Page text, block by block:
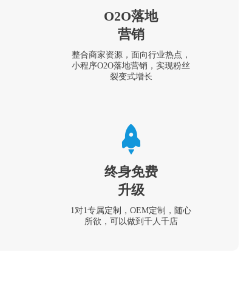
O2O落地
营销
整合商家资源，面向行业热点，
小程序O2O落地营销，实现粉丝
裂变式增长
终身免费
升级
1对1专属定制，OEM定制，随心
所欲，可以做到千人千店